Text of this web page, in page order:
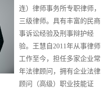
连）律师事务所专职律师，
三级律师。具有丰富的民商
事诉讼经验及刑事辩护经
验。王慧自2011年从事律师
工作至今，担任多家企业常
年法律顾问，拥有企业法律
顾问（高级）职业技能证